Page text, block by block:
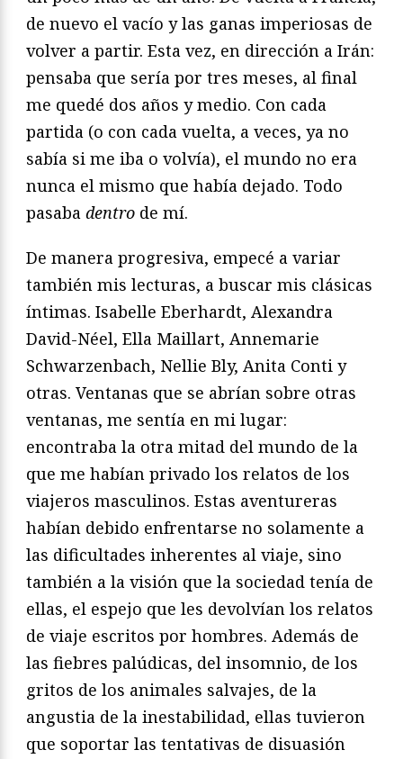
de nuevo el vacío y las ganas imperiosas de
volver a partir. Esta vez, en dirección a Irán:
pensaba que sería por tres meses, al final
me quedé dos años y medio. Con cada
partida (o con cada vuelta, a veces, ya no
sabía si me iba o volvía), el mundo no era
nunca el mismo que había dejado. Todo
pasaba dentro de mí.
De manera progresiva, empecé a variar
también mis lecturas, a buscar mis clásicas
íntimas. Isabelle Eberhardt, Alexandra
David-Néel, Ella Maillart, Annemarie
Schwarzenbach, Nellie Bly, Anita Conti y
otras. Ventanas que se abrían sobre otras
ventanas, me sentía en mi lugar:
encontraba la otra mitad del mundo de la
que me habían privado los relatos de los
viajeros masculinos. Estas aventureras
habían debido enfrentarse no solamente a
las dificultades inherentes al viaje, sino
también a la visión que la sociedad tenía de
ellas, el espejo que les devolvían los relatos
de viaje escritos por hombres. Además de
las fiebres palúdicas, del insomnio, de los
gritos de los animales salvajes, de la
angustia de la inestabilidad, ellas tuvieron
que soportar las tentativas de disuasión